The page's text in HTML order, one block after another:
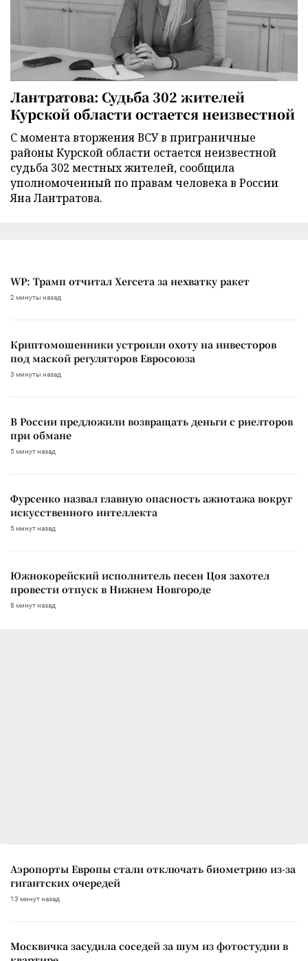
Лантратова: Судьба 302 жителей
Курской области остается неизвестной
С момента вторжения ВСУ в приграничные
районы Курской области остается неизвестной
судьба 302 местных жителей, сообщила
уполномоченный по правам человека в России
Яна Лантратова.
WP: Трамп отчитал Хегсета за нехватку ракет
2 минуты назад
Криптомошенники устроили охоту на инвесторов
под маской регуляторов Евросоюза
3 минуты назад
В России предложили возвращать деньги с риелторов
при обмане
5 минут назад
Фурсенко назвал главную опасность ажиотажа вокруг
искусственного интеллекта
5 минут назад
Южнокорейский исполнитель песен Цоя захотел
провести отпуск в Нижнем Новгороде
8 минут назад
Аэропорты Европы стали отключать биометрию из-за
гигантских очередей
13 минут назад
Москвичка засудила соседей за шум из фотостудии в